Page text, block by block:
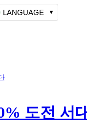
상단메뉴 가기
LANGUAGE